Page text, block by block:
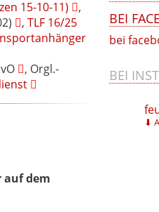
15-10-11)
,
, TLF 16/25
, Orgl.-
auf dem
BEI
bei
BEI
⬇